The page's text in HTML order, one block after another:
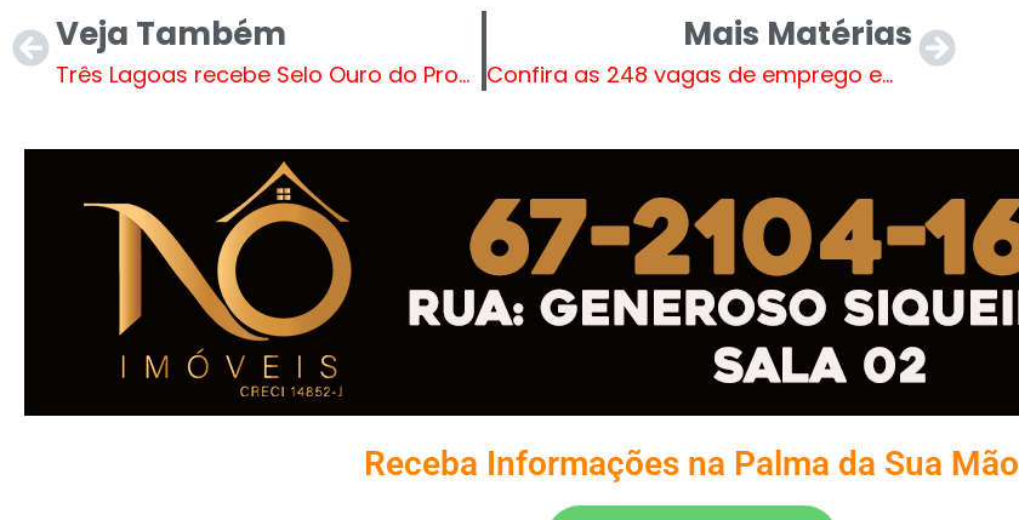
Veja Também
Três Lagoas recebe Selo Ouro do Programa Nacional Criança Alfabetizada
Mais Matérias
Confira as 248 vagas de emprego em Três Lagoas nesta quinta-feira (13)
Receba Informações na Palma da Sua Mão